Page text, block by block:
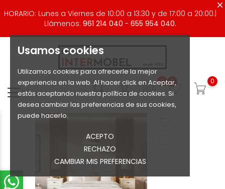
Usamos cookies
Utilizamos cookies para ofrecerle la mejor
experiencia en la web. Al hacer click en Aceptar,
estás aceptando nuestra política de cookies. Si
desea cambiar las preferencias de sus cookies,
puede hacerlo.
ACEPTO
RECHAZO
CAMBIAR MIS PREFERENCIAS
HORARIO: Lunes a Viernes de 10:00 a 13:30 y de 17:00 a 20:00.|
Llámenos: 961 214 040 - 655 954 040.
0 0 0